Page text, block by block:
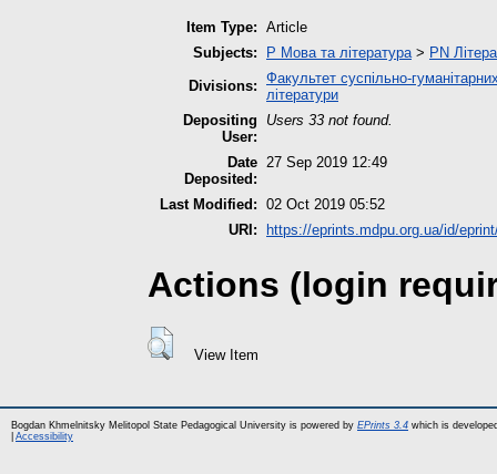
Item Type: Article
Subjects:
P Мова та література> PN
Divisions: Факультет суспільно-
літератури
Depositing
User:
Users 33 not found.
Date
Deposited:
27 Sep 2019 12:49
Last Modified: 02 Oct 2019 05:52
URI:
https://eprints.mdpu.org.ua/id/
Actions (login
View Item
Bogdan Khmelnitsky Melitopol State Pedagogical University is powered by EPrints 3.4 which is
Accessibility